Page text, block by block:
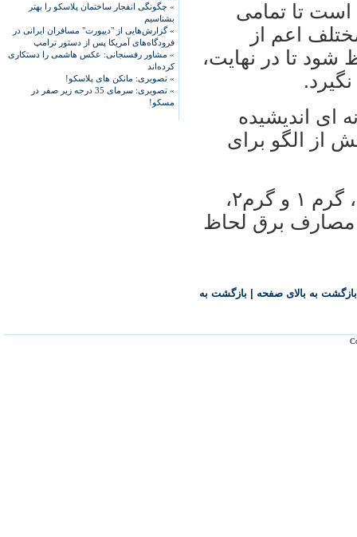
» چگونگی انفجار ساختمان پلاسکو را بهتر
بشناسیم
»گزارش‌هایی از "دیپورت" مسافران ایرانی در
فرودگاه‌های آمریکا پس از دستور ترامپ
» مشاور رفسنجانی: عکس هاشمی را دستکاری
کرده‌اند
» تصویری: مانکن های پلاسکو!
»
تصویری: سرمای 35 درجه زیر صفر در
مسکو!
تا تمامی
اعم از
تا در نهايت،
ای انديشيده
از الگو برای
وی اظهار داشت: همچنين مناطق عادی، گرم ۱ و گرم۲،
برای مصارف برق لحاظ
بازگشت به بالای صفحه بازگشت به